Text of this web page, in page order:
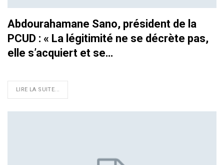
Abdourahamane Sano, président de la
PCUD : « La légitimité ne se décrète pas,
elle s’acquiert et se…
LIRE LA SUITE...